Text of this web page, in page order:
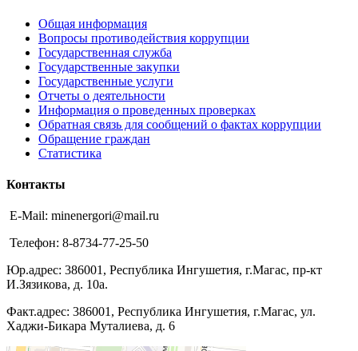
Общая информация
Вопросы противодействия коррупции
Государственная служба
Государственные закупки
Государственные услуги
Отчеты о деятельности
Информация о проведенных проверках
Обратная связь для сообщений о фактах коррупции
Обращение граждан
Статистика
Контакты
E-Mail: minenergori@mail.ru
Телефон: 8-8734-77-25-50
Юр.адрес: 386001, Республика Ингушетия, г.Магас, пр-кт
И.Зязикова, д. 10а.
Факт.адрес: 386001, Республика Ингушетия, г.Магас, ул.
Хаджи-Бикара Муталиева, д. 6